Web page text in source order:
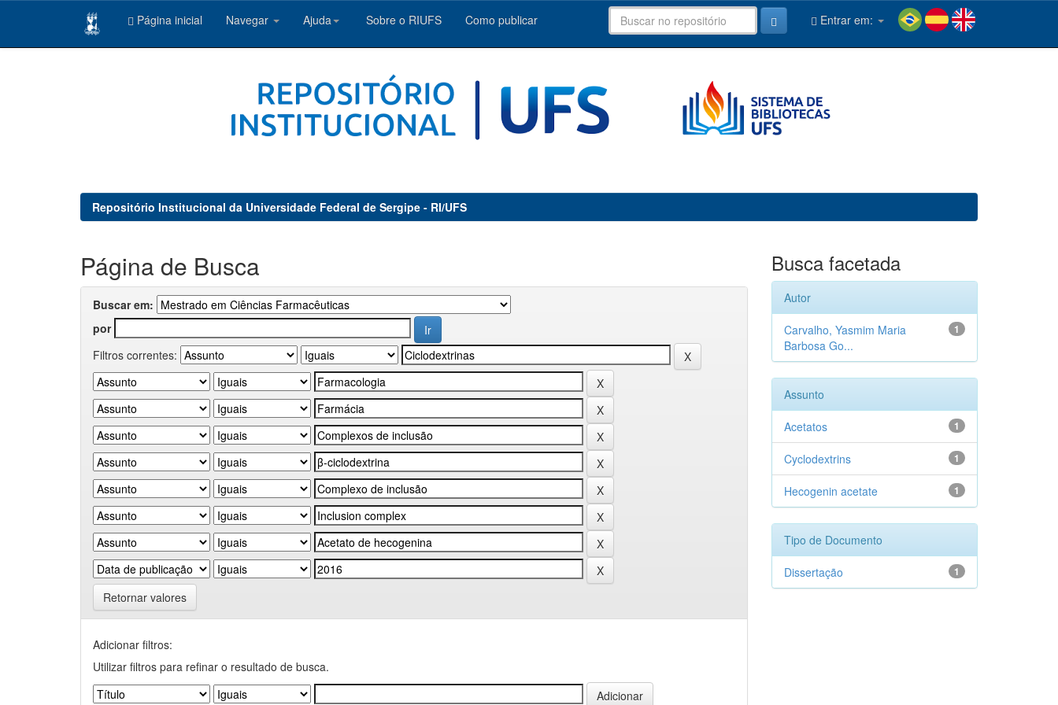
Página inicial Navegar Ajuda Sobre o RIUFS Como publicar Entrar em:
Repositório Institucional da Universidade Federal de Sergipe - RI/UFS
Página de Busca
Buscar em:
por
Filtros correntes:
Retornar valores
Adicionar filtros:
Utilizar filtros para refinar o resultado de busca.
Busca facetada
Autor
1
Carvalho, Yasmim Maria
Barbosa Go...
Assunto
1
Acetatos
1
Cyclodextrins
1
Hecogenin acetate
Tipo de Documento
1
Dissertação